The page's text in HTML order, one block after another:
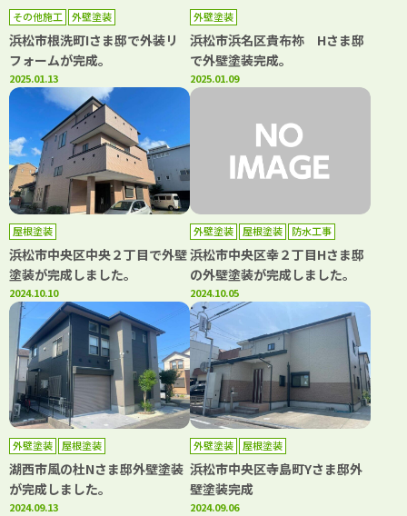
その他施工 外壁塗装
浜松市根洗町Iさま邸で外装リ
フォームが完成。
2025.01.13
外壁塗装
浜松市浜名区貴布祢 Hさま邸
で外壁塗装完成。
2025.01.09
屋根塗装
浜松市中央区中央２丁目で外壁
塗装が完成しました。
2024.10.10
外壁塗装 屋根塗装 防水工事
浜松市中央区幸２丁目Hさま邸
の外壁塗装が完成しました。
2024.10.05
外壁塗装 屋根塗装
湖西市風の杜Nさま邸外壁塗装
が完成しました。
2024.09.13
外壁塗装 屋根塗装
浜松市中央区寺島町Yさま邸外
壁塗装完成
2024.09.06